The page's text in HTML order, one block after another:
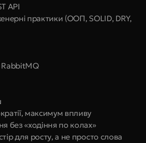
API
практики (ООП, SOLID, DRY,
RabbitMQ
максимум впливу
без «ходіння по колах»
для росту, а не просто слова